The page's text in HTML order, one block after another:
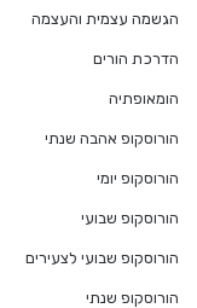
הגשמה עצמית והעצמה
הדרכת הורים
הומאופתיה
הורוסקופ אהבה שנתי
הורוסקופ יומי
הורוסקופ שבועי
הורוסקופ שבועי לצעירים
הורוסקופ שנתי